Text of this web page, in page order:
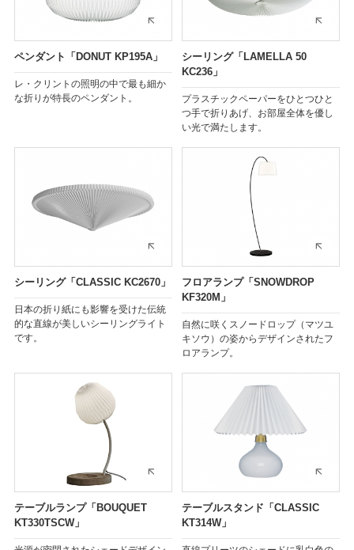
ペンダント「DONUT KP195A」
レ・クリントの照明の中で最も細か
な折りが特長のペンダント。
シーリング「LAMELLA 50
KC236」
プラスチックペーパーをひとつひと
つ手で折りあげ、お部屋全体を優し
い光で満たします。
シーリング「CLASSIC KC2670」
日本の折り紙にも影響を受けた伝統
的な直線が美しいシーリングライト
です。
フロアランプ「SNOWDROP
KF320M」
自然に咲くスノードロップ（マツユ
キソウ）の姿からデザインされたフ
ロアランプ。
テーブルランプ「BOUQUET
KT330TSCW」
テーブルスタンド「CLASSIC
KT314W」